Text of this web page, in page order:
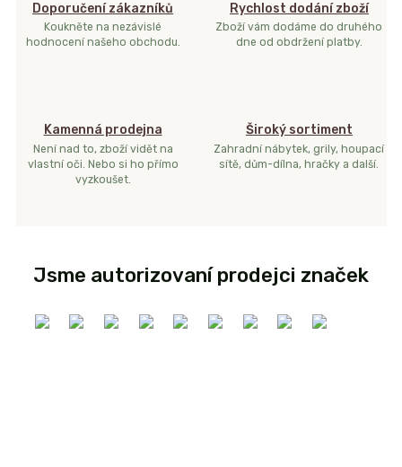
Doporučení zákazníků
Koukněte na nezávislé
hodnocení našeho obchodu.
Rychlost dodání zboží
Zboží vám dodáme do druhého
dne od obdržení platby.
Kamenná prodejna
Není nad to, zboží vidět na
vlastní oči. Nebo si ho přímo
vyzkoušet.
Široký sortiment
Zahradní nábytek, grily, houpací
sítě, dům-dílna, hračky a další.
Jsme autorizovaní prodejci značek